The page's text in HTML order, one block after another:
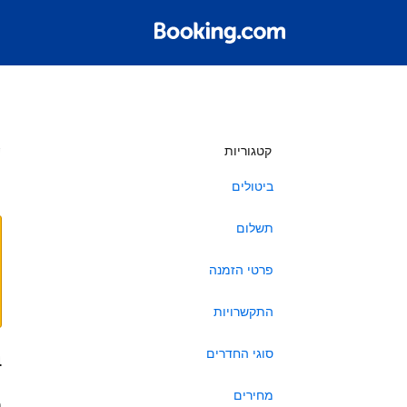
קטגוריות
ביטולים
תשלום
פרטי הזמנה
התקשרויות
סוגי החדרים
מחירים